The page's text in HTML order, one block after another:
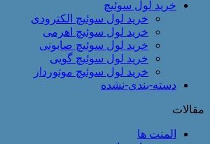
خرید لول سوئیچ
خرید لول سوئیچ الکترودی
خرید لول سوئیچ اهرمی
خرید لول سوئیچ صابونی
خرید لول سوئیچ گویی
خرید لول سوئیچ موتوردار
دسته-بندی-نشده
مقالات
المنت ها